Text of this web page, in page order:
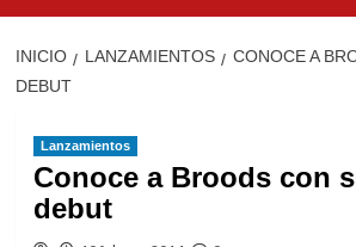
INICIO LANZAMIENTOS
CONOCE A
DEBUT
Lanzamientos
Conoce a Broods con
debut